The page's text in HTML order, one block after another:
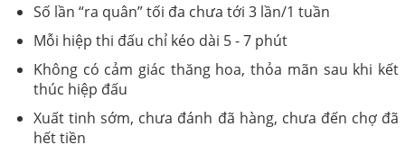
Số lần “ra quân” tối đa chưa tới 3 lần/1 tuần
Mỗi hiệp thi đấu chỉ kéo dài 5 - 7 phút
Không có cảm giác thăng hoa, thỏa mãn sau khi kết
thúc hiệp đấu
Xuất tinh sớm, chưa đánh đã hàng, chưa đến chợ đã
hết tiền